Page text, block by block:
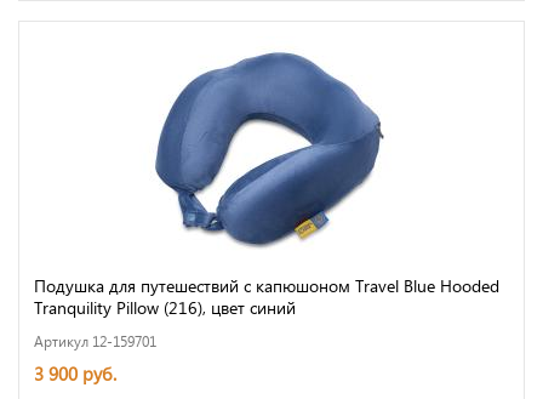
Подушка для путешествий с капюшоном Travel Blue Hooded
Tranquility Pillow (216), цвет синий
Артикул 12-159701
3 900 руб.